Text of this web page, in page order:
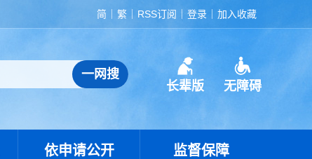
简 繁 RSS订阅 登录 加入收藏
长辈版 无障碍
依申请公开 监督保障